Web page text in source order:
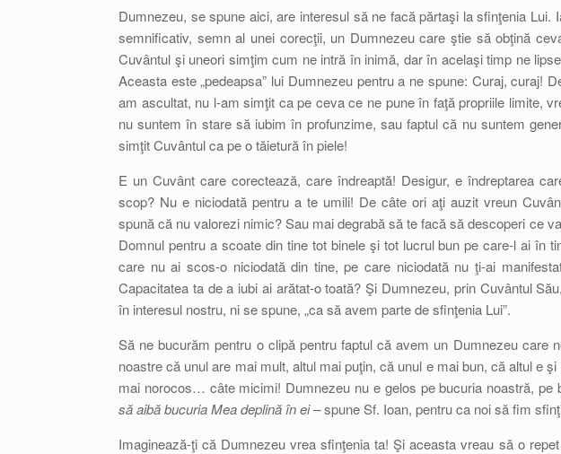
Dumnezeu, se spune aici, are interesul să ne facă părtaşi la sfinţenia
semnificativ, semn al unei corecţii, un Dumnezeu care ştie să obţină
Cuvântul şi uneori simţim cum ne intră în inimă, dar în acelaşi timp ne
Aceasta este „pedeapsa” lui Dumnezeu pentru a ne spune: Curaj, curaj!
am ascultat, nu l-am simţit ca pe ceva ce ne pune în faţă propriile limite,
nu suntem în stare să iubim în profunzime, sau faptul că nu suntem
simţit Cuvântul ca pe o tăietură în piele!
E un Cuvânt care corectează, care îndreaptă! Desigur, e îndreptarea
scop? Nu e niciodată pentru a te umili! De câte ori aţi auzit vreun
spună că nu valorezi nimic? Sau mai degrabă să te facă să descoperi ce
Domnul pentru a scoate din tine tot binele şi tot lucrul bun pe care-l ai în
care nu ai scos-o niciodată din tine, pe care niciodată nu ţi-ai
Capacitatea ta de a iubi ai arătat-o toată? Şi Dumnezeu, prin Cuvântul
în interesul nostru, ni se spune, „ca să avem parte de sfinţenia Lui”.
Să ne bucurăm pentru o clipă pentru faptul că avem un Dumnezeu care
noastre că unul are mai mult, altul mai puţin, că unul e mai bun, că altul e
mai norocos… câte micimi! Dumnezeu nu e gelos pe bucuria noastră, pe
să aibă bucuria Mea deplină în ei –spune Sf. Ioan, pentru ca noi să fim
Imaginează-ţi că Dumnezeu vrea sfinţenia ta! Şi aceasta vreau să o